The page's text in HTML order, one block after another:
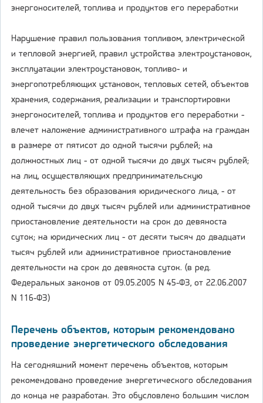
энергоносителей, топлива и продуктов его переработки
Нарушение правил пользования топливом, электрической
и тепловой энергией, правил устройства электроустановок,
эксплуатации электроустановок, топливо- и
энергопотребляющих установок, тепловых сетей, объектов
хранения, содержания, реализации и транспортировки
энергоносителей, топлива и продуктов его переработки -
влечет наложение административного штрафа на граждан
в размере от пятисот до одной тысячи рублей; на
должностных лиц - от одной тысячи до двух тысяч рублей;
на лиц, осуществляющих предпринимательскую
деятельность без образования юридического лица, - от
одной тысячи до двух тысяч рублей или административное
приостановление деятельности на срок до девяноста
суток; на юридических лиц - от десяти тысяч до двадцати
тысяч рублей или административное приостановление
деятельности на срок до девяноста суток. (в ред.
Федеральных законов от 09.05.2005 N 45-ФЗ, от 22.06.2007
N 116-ФЗ)
Перечень объектов, которым рекомендовано
проведение энергетического обследования
На сегодняшний момент перечень объектов, которым
рекомендовано проведение энергетического обследования
до конца не разработан. Это обусловлено большим числом